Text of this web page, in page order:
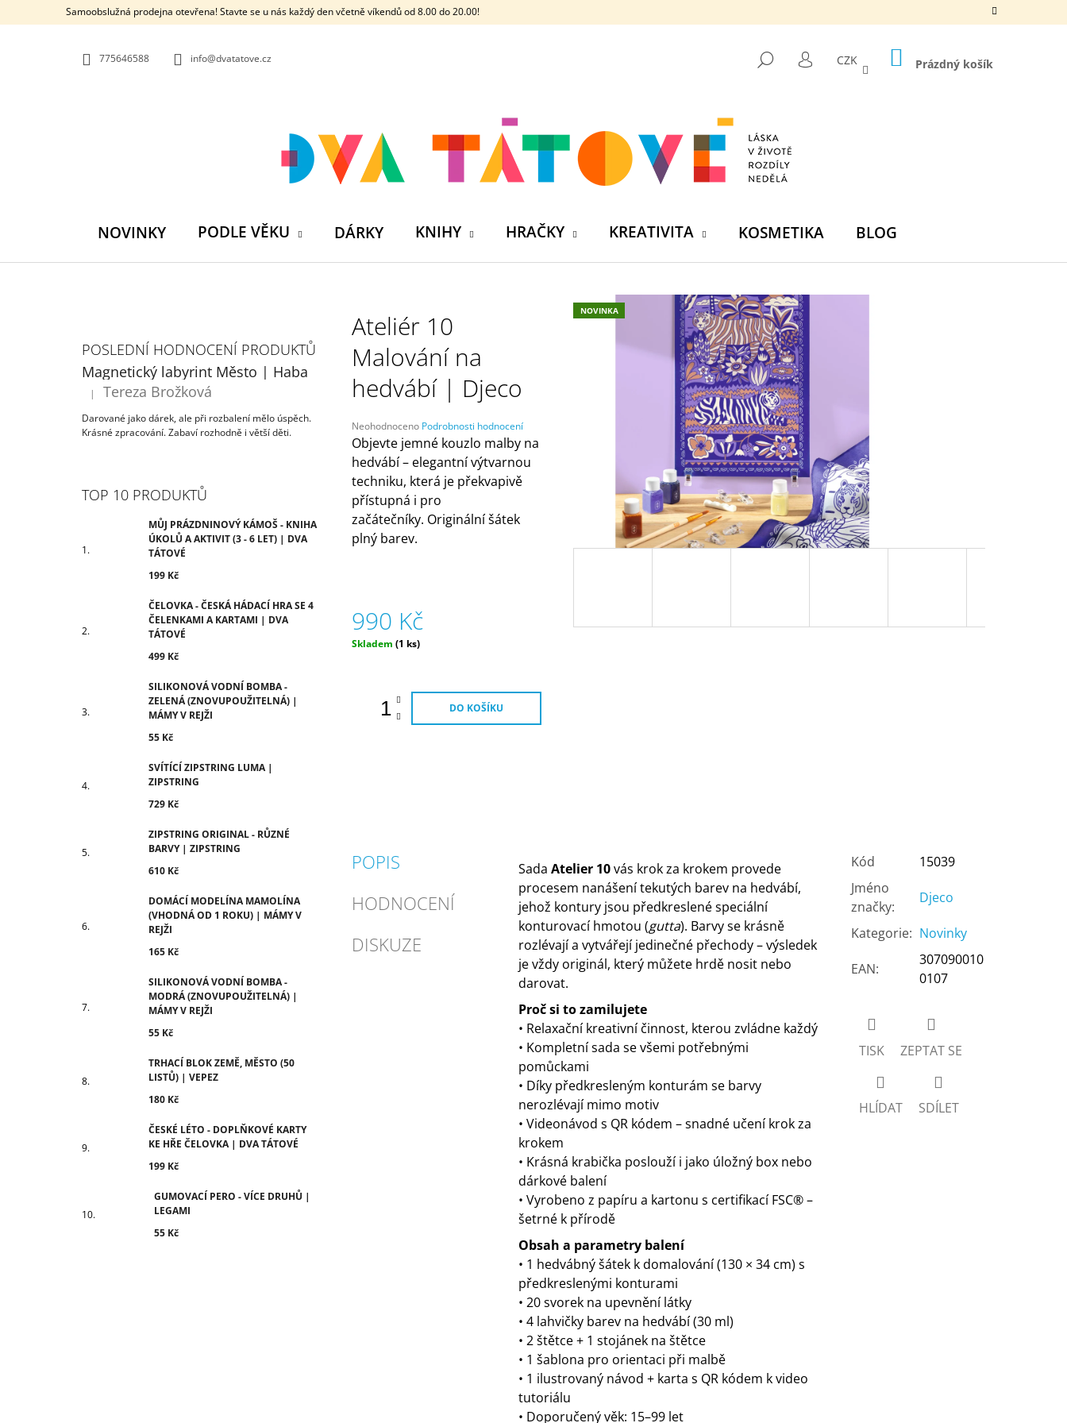
Samoobslužná prodejna otevřena! Stavte se u nás každý den včetně víkendů od 8.00 do 20.00!
775646588 info@dvatatove.cz HLEDAT
PŘIHLÁŠENÍ
CZK NÁKUPNÍ
KOŠÍK
Prázdný košík
NOVINKY PODLE VĚKU DÁRKY KNIHY HRAČKY KREATIVITA KOSMETIKA BLOG
POSLEDNÍ HODNOCENÍ PRODUKTŮ
Magnetický labyrint Město | Haba
Hodnocení produktu je 5 z 5 hvězdiček.
| Tereza Brožková
Darované jako dárek, ale při rozbalení mělo úspěch.
Krásné zpracování. Zabaví rozhodně i větší děti.
TOP 10 PRODUKTŮ
MŮJ PRÁZDNINOVÝ KÁMOŠ - KNIHA
ÚKOLŮ A AKTIVIT (3 - 6 LET) | DVA
TÁTOVÉ
199 Kč
ČELOVKA - ČESKÁ HÁDACÍ HRA SE 4
ČELENKAMI A KARTAMI | DVA
TÁTOVÉ
499 Kč
SILIKONOVÁ VODNÍ BOMBA -
ZELENÁ (ZNOVUPOUŽITELNÁ) |
MÁMY V REJŽI
55 Kč
SVÍTÍCÍ ZIPSTRING LUMA |
ZIPSTRING
729 Kč
ZIPSTRING ORIGINAL - RŮZNÉ
BARVY | ZIPSTRING
610 Kč
DOMÁCÍ MODELÍNA MAMOLÍNA
(VHODNÁ OD 1 ROKU) | MÁMY V
REJŽI
165 Kč
SILIKONOVÁ VODNÍ BOMBA -
MODRÁ (ZNOVUPOUŽITELNÁ) |
MÁMY V REJŽI
55 Kč
TRHACÍ BLOK ZEMĚ, MĚSTO (50
LISTŮ) | VEPEZ
180 Kč
ČESKÉ LÉTO - DOPLŇKOVÉ KARTY
KE HŘE ČELOVKA | DVA TÁTOVÉ
199 Kč
GUMOVACÍ PERO - VÍCE DRUHŮ |
LEGAMI
55 Kč
Ateliér 10
Malování na
hedvábí | Djeco
Průměrné
hodnocení
produktu
je
0,0
z
5
hvězdiček.
Neohodnoceno Podrobnosti hodnocení
NOVINKA
Objevte jemné kouzlo malby na
hedvábí – elegantní výtvarnou
techniku, která je překvapivě
přístupná i pro
začátečníky. Originální šátek
plný barev.
990 Kč
Měrná
Skladem (1 ks)
DO KOŠÍKU
POPIS
HODNOCENÍ
DISKUZE
Sada Atelier 10vás krok za krokem provede
procesem nanášení tekutých barev na hedvábí,
jehož kontury jsou předkreslené speciální
konturovací hmotou (gutta). Barvy se krásně
rozlévají a vytvářejí jedinečné přechody – výsledek
je vždy originál, který můžete hrdě nosit nebo
darovat.
Proč si to zamilujete
• Relaxační kreativní činnost, kterou zvládne každý
• Kompletní sada se všemi potřebnými
pomůckami
• Díky předkresleným konturám se barvy
nerozlévají mimo motiv
• Videonávod s QR kódem – snadné učení krok za
krokem
• Krásná krabička poslouží i jako úložný box nebo
dárkové balení
• Vyrobeno z papíru a kartonu s certifikací FSC® –
šetrné k přírodě
Obsah a parametry balení
• 1 hedvábný šátek k domalování (130 × 34 cm) s
předkreslenými konturami
• 20 svorek na upevnění látky
• 4 lahvičky barev na hedvábí (30 ml)
• 2 štětce + 1 stojánek na štětce
• 1 šablona pro orientaci při malbě
• 1 ilustrovaný návod + karta s QR kódem k video
tutoriálu
• Doporučený věk: 15–99 let
Kód
15039
Jméno
značky:
Djeco
Kategorie: Novinky
EAN:
307090010
0107
TISK ZEPTAT SE
HLÍDAT SDÍLET
O
HLEDAT
MŮJ PRÁZDNINOVÝ KÁMOŠ - KNIHA
ÚKOLŮ A AKTIVIT (3 - 6 LET) | DVA
TÁTOVÉ
199 Kč
ČELOVKA - ČESKÁ HÁDACÍ HRA SE 4
ČELENKAMI A KARTAMI | DVA TÁTOVÉ
499 Kč
SILIKONOVÁ VODNÍ BOMBA - ZELENÁ
(ZNOVUPOUŽITELNÁ) | MÁMY V REJŽI